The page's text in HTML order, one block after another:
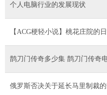
个人电脑行业的发展现状
【ACG梗轻小说】桃花庄院的
鹊刀门传奇多少集 鹊刀门传奇
俄罗斯否决关于延长马里制裁